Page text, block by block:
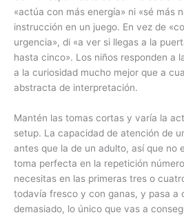
«actúa con más energía» ni «sé más
instrucción en un juego. En vez de
urgencia», di «a ver si llegas a la
hasta cinco». Los niños responden a
a la curiosidad mucho mejor que a
abstracta de interpretación.
Mantén las tomas cortas y varía la
setup. La capacidad de atención de
antes que la de un adulto, así que no
toma perfecta en la repetición
necesitas en las primeras tres o
todavía fresco y con ganas, y pasa a
demasiado, lo único que vas a